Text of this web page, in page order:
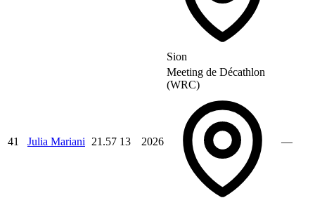
Sion
41 Julia Mariani 21.57 13 2026
Meeting de Décathlon
(WRC)
—